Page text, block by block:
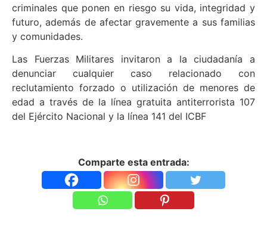
criminales que ponen en riesgo su vida, integridad y
futuro, además de afectar gravemente a sus familias
y comunidades.
Las Fuerzas Militares invitaron a la ciudadanía a
denunciar cualquier caso relacionado con
reclutamiento forzado o utilización de menores de
edad a través de la línea gratuita antiterrorista 107
del Ejército Nacional y la línea 141 del ICBF
Comparte esta entrada: